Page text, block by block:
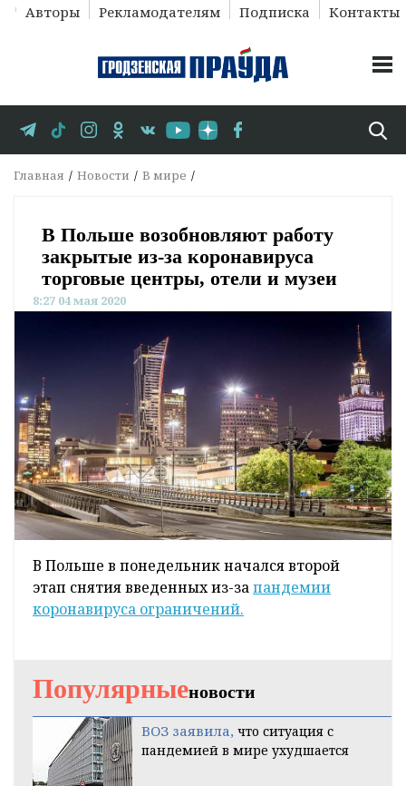
Авторы Рекламодателям Подписка Контакты
Главная Новости В мире
В Польше возобновляют работу
закрытые из-за коронавируса
торговые центры, отели и музеи
8:27 04 мая 2020
В Польше в понедельник начался второй
этап снятия введенных из-запандемии
коронавируса ограничений.
Популярныеновости
ВОЗ заявила, что ситуация с
пандемией в мире ухудшается